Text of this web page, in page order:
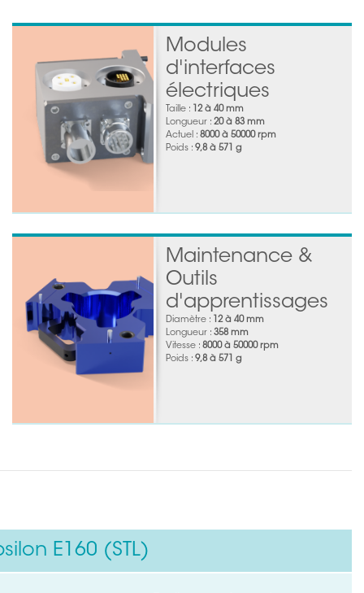
Modules
d'interfaces
électriques
Taille :
12 à 40 mm
Longueur :20 à 83 mm
Actuel :8000 à 50000 rpm
Poids :9,8 à 571 g
Maintenance &
Outils
d'apprentissages
Diamètre :
12 à 40 mm
Longueur :358 mm
Vitesse :8000 à 50000 rpm
Poids :9,8 à 571 g
E160 (STL)